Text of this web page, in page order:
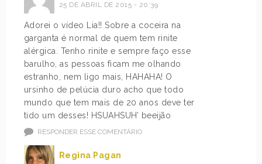
25 DE ABRIL DE 2015 - 20:39
Adorei o vídeo Lia!! Sobre a coceira na
garganta é normal de quem tem rinite
alérgica. Tenho rinite e sempre faço esse
barulho, as pessoas ficam me olhando
estranho, nem ligo mais, HAHAHA! O
ursinho de pelúcia duro acho que todo
mundo que tem mais de 20 anos deve ter
tido um desses! HSUAHSUH’ beeijão
RESPONDER ESSE COMENTÁRIO
Regina Pagan